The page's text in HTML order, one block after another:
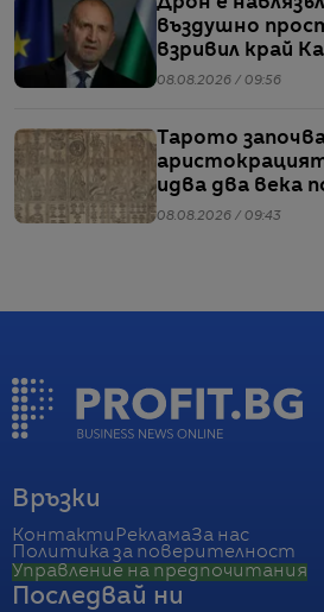
въздушно
взривил край
Радев
08.08.2026 / 09:56
Тарото
идва два века
08.08.2026 / 09:43
Връзки
Контакти РекламаЗа нас
Политика за поверителност
Управление на предпочитания
Последвай ни